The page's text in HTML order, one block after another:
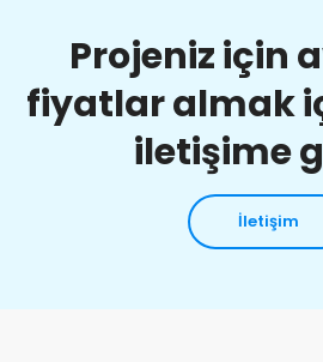
Projeniz için
fiyatlar almak
iletişime
İletişim